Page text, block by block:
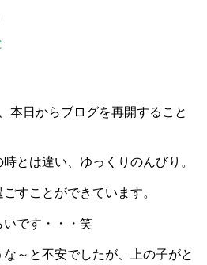
本日からブログを再開すること
とは違い、ゆっくりのんびり。
すことができています。
いです・・・笑
～と不安でしたが、上の子がと